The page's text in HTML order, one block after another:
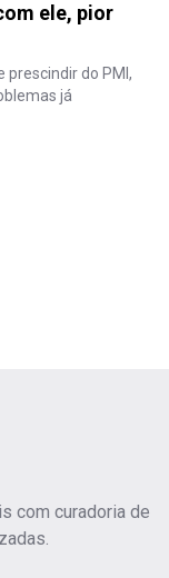
ele, pior
prescindir do PMI,
já
com curadoria de